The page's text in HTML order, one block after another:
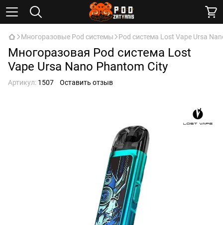
Многоразовые Pod системы Pod система Lost Vape Ursa
Многоразовая Pod система Lost
Vape Ursa Nano Phantom City
Артикул: 1507 Оставить отзыв